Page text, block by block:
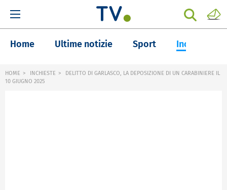
Home Ultime notizie Sport Inchieste
HOME INCHIESTE
DELITTO DI GARLASCO, LA DEPOSIZIONE DI UN CARABINIERE IL
10 GIUGNO 2025